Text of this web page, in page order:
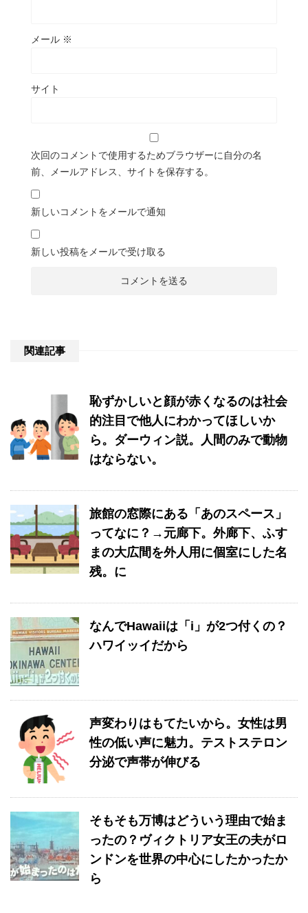
メール ※
サイト
次回のコメントで使用するためブラウザーに自分の名
前、メールアドレス、サイトを保存する。
新しいコメントをメールで通知
新しい投稿をメールで受け取る
関連記事
恥ずかしいと顔が赤くなるのは社会
的注目で他人にわかってほしいか
ら。ダーウィン説。人間のみで動物
はならない。
旅館の窓際にある「あのスペース」
ってなに？→元廊下。外廊下、ふす
まの大広間を外人用に個室にした名
残。に
なんでHawaiiは「i」が2つ付くの？
ハワイッイだから
声変わりはもてたいから。女性は男
性の低い声に魅力。テストステロン
分泌で声帯が伸びる
そもそも万博はどういう理由で始ま
ったの？ヴィクトリア女王の夫がロ
ンドンを世界の中心にしたかったか
ら